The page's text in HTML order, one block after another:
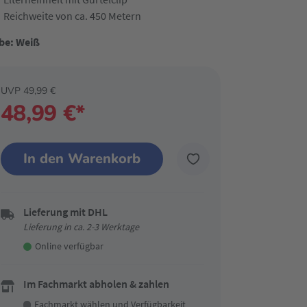
Reichweite von ca. 450 Metern
Weiß
48,99 €*
UVP 49,99 €
In den Warenkorb
Lieferung mit DHL
Lieferung in ca. 2-3 Werktage
Online verfügbar
Im Fachmarkt abholen & zahlen
Fachmarkt wählen und Verfügbarkeit